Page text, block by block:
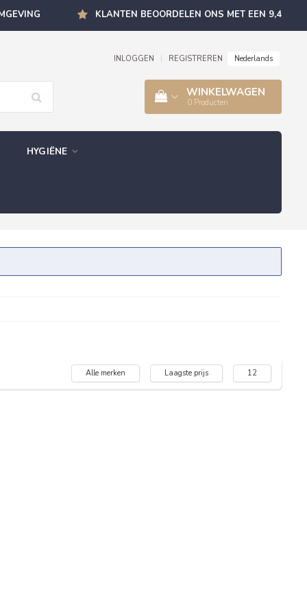
KLANTEN BEOORDELEN ONS MET EEN 9,4
INLOGGEN REGISTREREN Nederlands
WINKELWAGEN
0 Producten
HYGIËNE
Alle merken Laagste prijs 12